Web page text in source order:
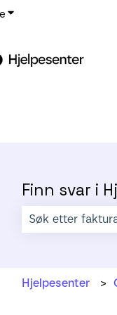
Vis undermeny for
Finn svar i
Hjelpesenter